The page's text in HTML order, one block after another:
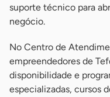
suporte técnico para
negócio.
No Centro de
empreendedores de
disponibilidade e
especializadas, cursos